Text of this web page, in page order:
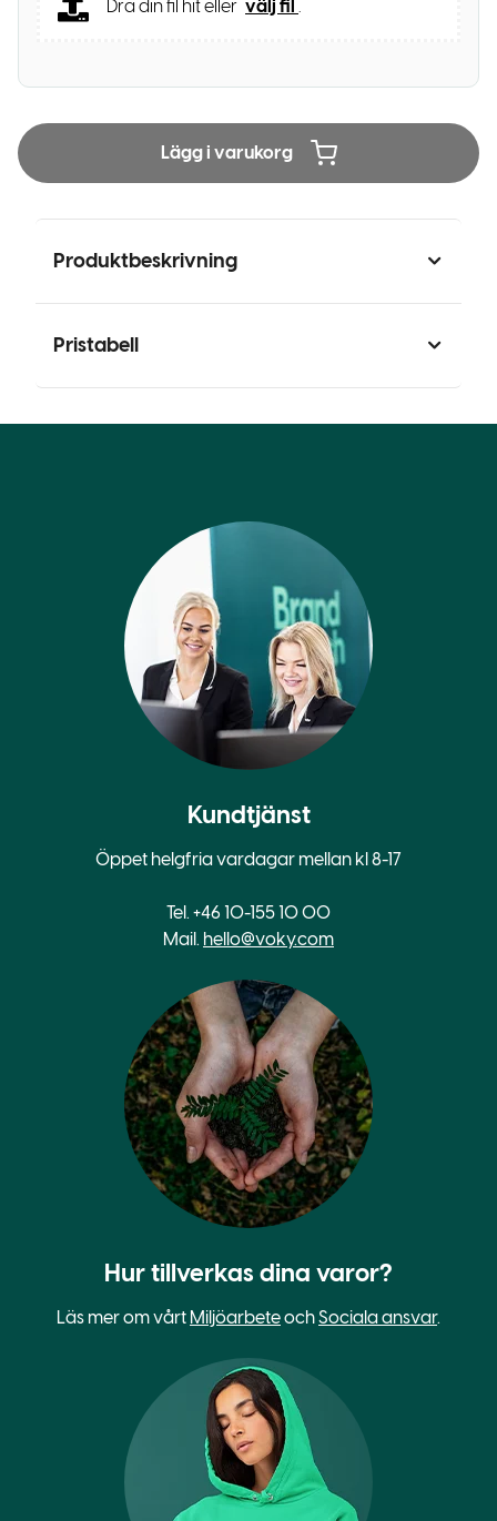
Dra din fil hit eller välj fil .
Lägg i varukorg
Produktbeskrivning
Pristabell
Kundtjänst
Öppet helgfria vardagar mellan kl 8-17
Tel. +46 10-155 10 00
Mail. hello@voky.com
Hur tillverkas dina varor?
Läs mer om vårt MiljöarbeteochSociala ansvar.